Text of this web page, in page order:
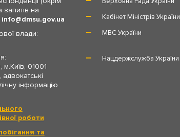
на
info
dmsu.gov.ua
влади:
01001
інформацію
роботи
та
Кабінет Міністрів України
МВС України
Нацдержслужба України